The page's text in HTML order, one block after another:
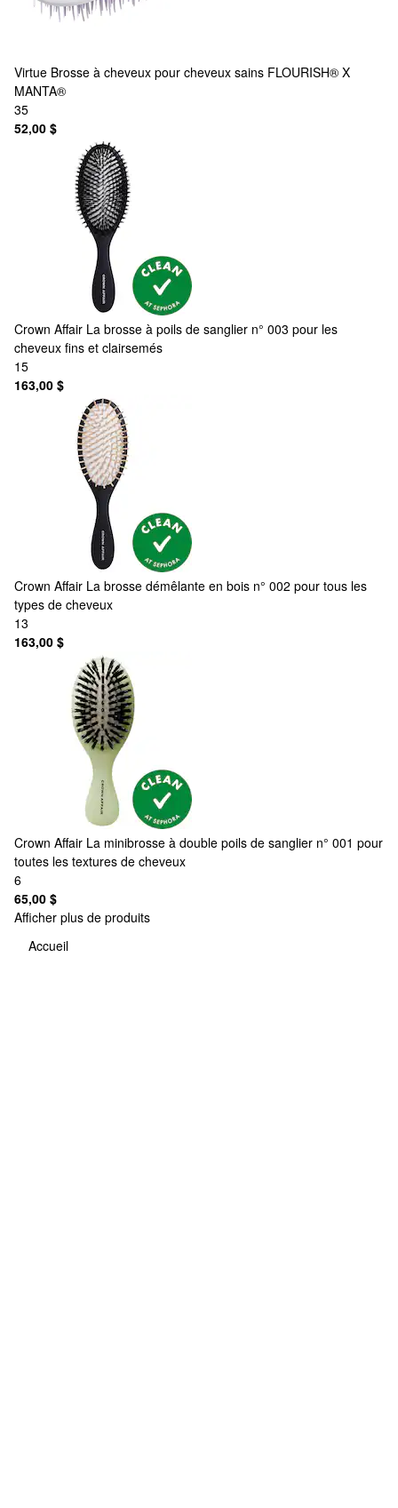
Virtue Brosse à cheveux pour cheveux sains FLOURISH® X
MANTA®
35
52,00 $
Crown Affair La brosse à poils de sanglier n° 003 pour les
cheveux fins et clairsemés
15
163,00 $
Crown Affair La brosse démêlante en bois n° 002 pour tous les
types de cheveux
13
163,00 $
Crown Affair La minibrosse à double poils de sanglier n° 001 pour
toutes les textures de cheveux
6
65,00 $
Afficher plus de produits
Accueil